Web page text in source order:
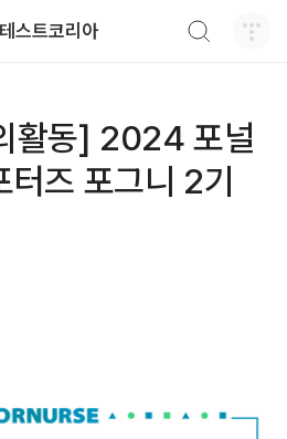
스트코리아
활동] 2024 포널
즈 포그니 2기